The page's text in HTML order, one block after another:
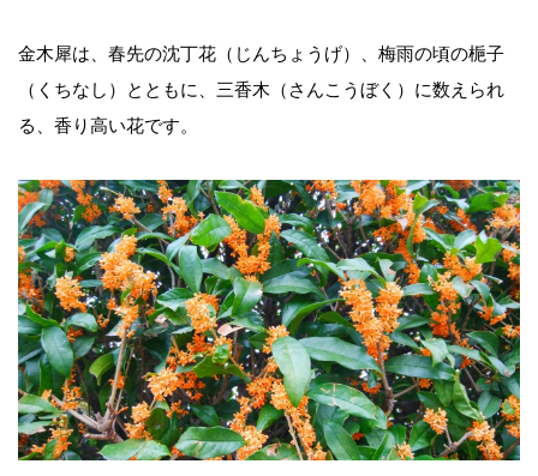
金木犀は、春先の沈丁花（じんちょうげ）、梅雨の頃の梔子
（くちなし）とともに、三香木（さんこうぼく）に数えられ
る、香り高い花です。